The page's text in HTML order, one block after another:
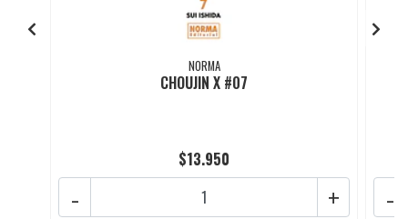
NORMA
CHOUJIN X #07
$13.950
+
- -